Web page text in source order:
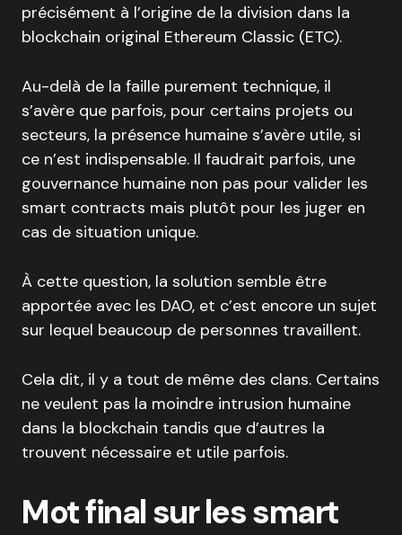
précisément à l’origine de la division dans la
blockchain original Ethereum Classic (ETC).
Au-delà de la faille purement technique, il
s’avère que parfois, pour certains projets ou
secteurs, la présence humaine s’avère utile, si
ce n’est indispensable. Il faudrait parfois, une
gouvernance humaine non pas pour valider les
smart contracts mais plutôt pour les juger en
cas de situation unique.
À cette question, la solution semble être
apportée avec les DAO, et c’est encore un sujet
sur lequel beaucoup de personnes travaillent.
Cela dit, il y a tout de même des clans. Certains
ne veulent pas la moindre intrusion humaine
dans la blockchain tandis que d’autres la
trouvent nécessaire et utile parfois.
Mot final sur les smart